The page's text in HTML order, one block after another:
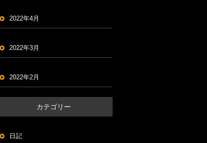
2022年4月
2022年3月
2022年2月
カテゴリー
日記